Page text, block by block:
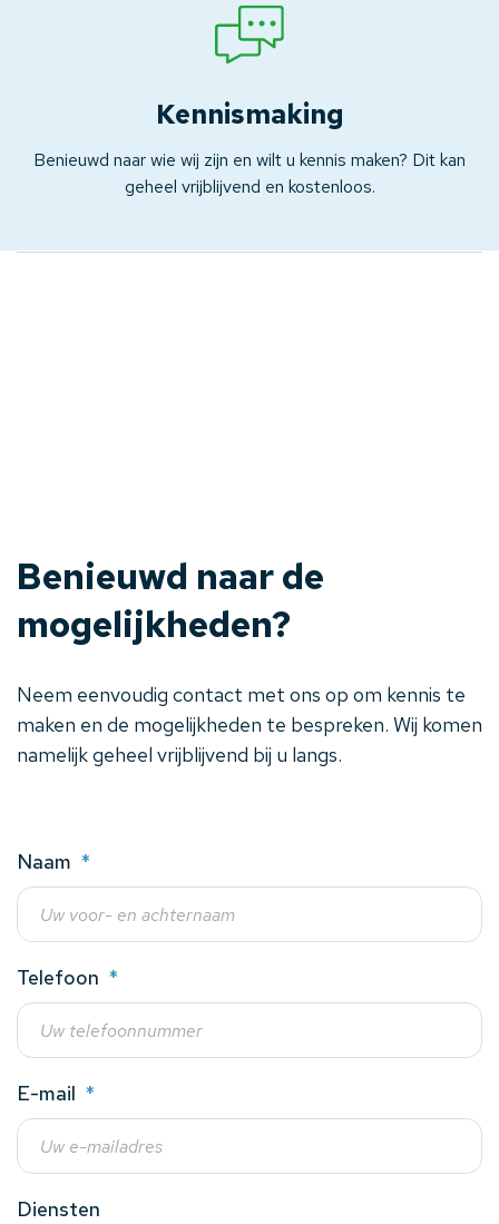
Kennismaking
Benieuwd naar wie wij zijn en wilt u kennis maken? Dit kan
geheel vrijblijvend en kostenloos.
Benieuwd naar de
mogelijkheden?
Neem eenvoudig contact met ons op om kennis te
maken en de mogelijkheden te bespreken. Wij komen
namelijk geheel vrijblijvend bij u langs.
Naam *
Telefoon *
E-mail *
Diensten